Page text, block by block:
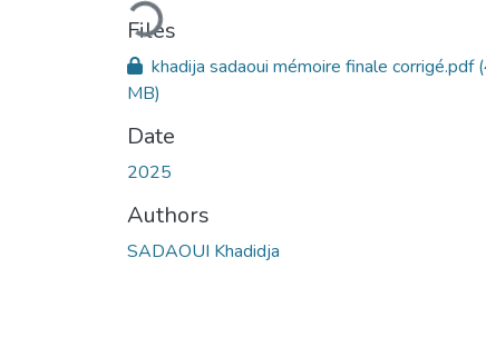
Loading...
Files
khadija sadaoui mémoire finale corrigé.pdf
MB)
Date
2025
Authors
SADAOUI Khadidja